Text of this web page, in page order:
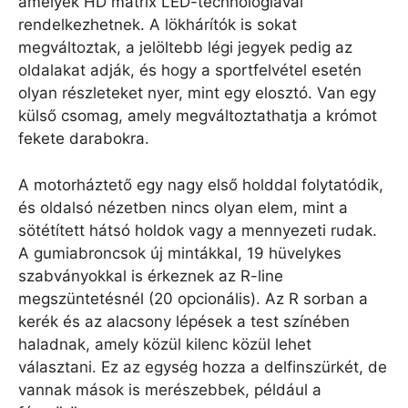
rendelkezhetnek. A lökhárítók is sokat
megváltoztak, a jelöltebb légi jegyek pedig az
oldalakat adják, és hogy a sportfelvétel esetén
olyan részleteket nyer, mint egy elosztó. Van egy
külső csomag, amely megváltoztathatja a krómot
fekete darabokra.
A motorháztető egy nagy első holddal folytatódik,
és oldalsó nézetben nincs olyan elem, mint a
sötétített hátsó holdok vagy a mennyezeti rudak.
A gumiabroncsok új mintákkal, 19 hüvelykes
szabványokkal is érkeznek az R-line
megszüntetésnél (20 opcionális). Az R sorban a
kerék és az alacsony lépések a test színében
haladnak, amely közül kilenc közül lehet
választani. Ez az egység hozza a delfinszürkét, de
vannak mások is merészebbek, például a